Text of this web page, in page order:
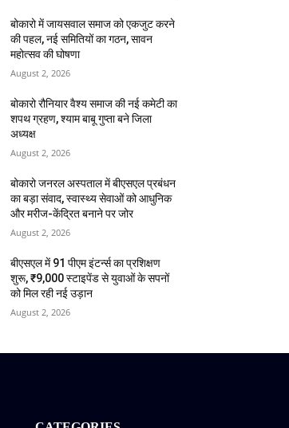
बोकारो में जायसवाल समाज को एकजुट करने
की पहल, नई समितियों का गठन, सावन
महोत्सव की घोषणा
August 2, 2026
बोकारो रौनियार वैश्य समाज की नई कमेटी का
शपथ ग्रहण, श्याम बाबू गुप्ता बने जिला
अध्यक्ष
August 2, 2026
बोकारो जनरल अस्पताल में बीएसएल प्रबंधन
का बड़ा संवाद, स्वास्थ्य सेवाओं को आधुनिक
और मरीज-केंद्रित बनाने पर जोर
August 2, 2026
बीएसएल में 91 पीएम इंटर्न्स का प्रशिक्षण
शुरू, ₹9,000 स्टाइपेंड से युवाओं के सपनों
को मिल रही नई उड़ान
August 2, 2026